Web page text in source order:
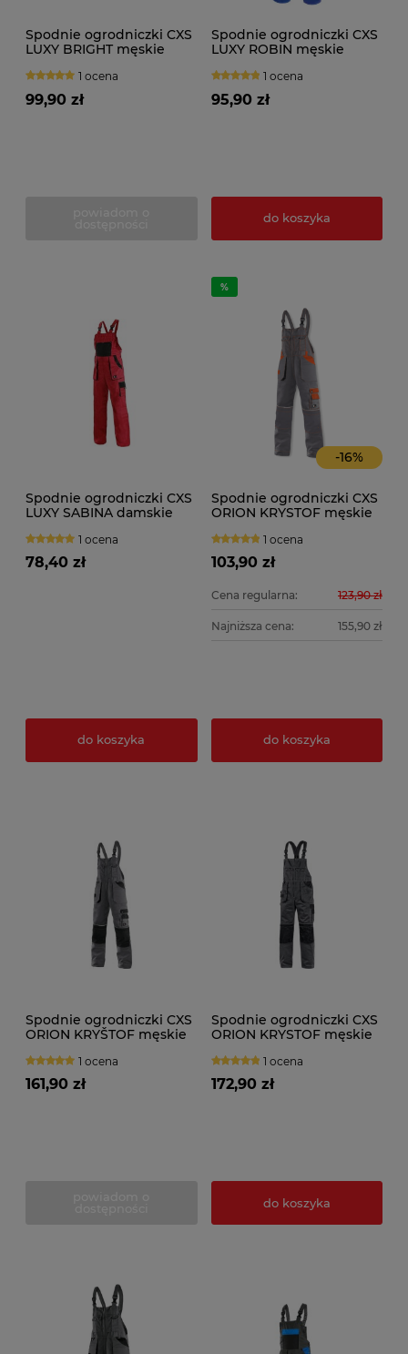
Spodnie ogrodniczki CXS
LUXY BRIGHT męskie
1 ocena
99,90 zł
Spodnie ogrodniczki CXS
LUXY ROBIN męskie
1 ocena
95,90 zł
do koszyka
Spodnie ogrodniczki CXS
LUXY SABINA damskie
1 ocena
78,40 zł
do koszyka
-16%
Spodnie ogrodniczki CXS
ORION KRYSTOF męskie
1 ocena
103,90 zł
Cena regularna: 123,90 zł
Najniższa cena: 155,90 zł
do koszyka
Spodnie ogrodniczki CXS
ORION KRYŠTOF męskie
1 ocena
161,90 zł
Spodnie ogrodniczki CXS
ORION KRYSTOF męskie
1 ocena
172,90 zł
do koszyka